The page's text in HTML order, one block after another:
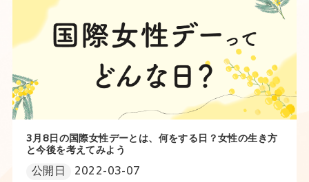
3月8日の国際女性デーとは、何をする日？女性の生き方
と今後を考えてみよう
公開日 2022-03-07